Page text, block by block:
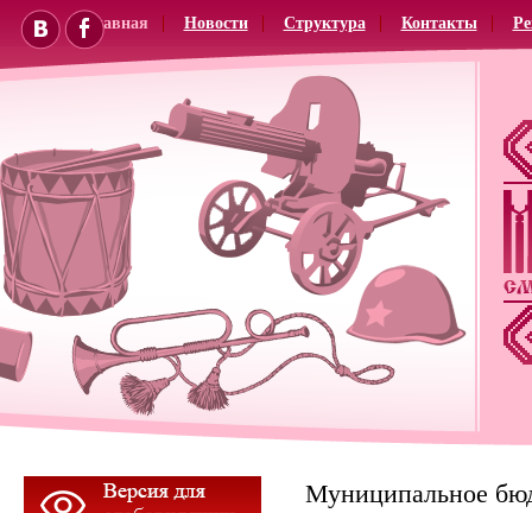
Главная Новости Структура Контакты
Муниципальное